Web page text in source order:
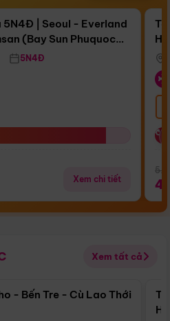
5N4Đ | Seoul - Everland
(Bay Sun Phuquoc
5N4Đ
Xem chi tiết
Xem tất cả
Điểm nổi bật
- Bến Tre - Cù Lao Thới